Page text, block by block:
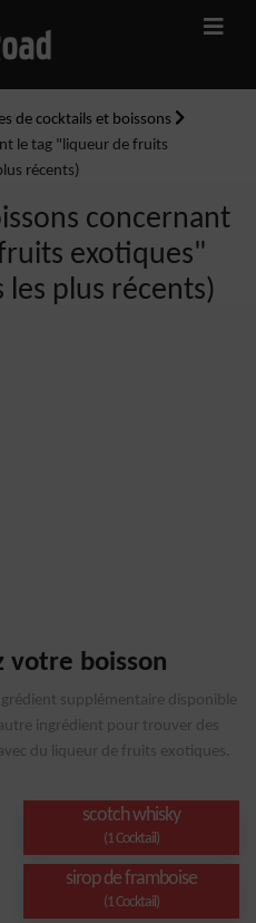
de cocktails et boissons
le tag "liqueur de fruits
récents)
concernant
exotiques"
les plus récents)
votre boisson
supplémentaire disponible
ingrédient pour trouver des
du liqueur de fruits exotiques.
scotch whisky
(1 Cocktail)
sirop de framboise
(1 Cocktail)